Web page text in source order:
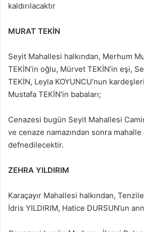
kaldırılacaktır
MURAT TEKİN
Seyit Mahallesi halkından, Merhum
TEKİN’in oğlu, Mürvet TEKİN’in eşi,
TEKİN, Leyla KOYUNCU’nun
Mustafa TEKİN’in babaları;
Cenazesi bugün Seyit Mahallesi
ve cenaze namazından sonra mahalle
defnedilecektir.
ZEHRA YILDIRIM
Karaçayır Mahallesi halkından,
İdris YILDIRIM, Hatice DURSUN’un